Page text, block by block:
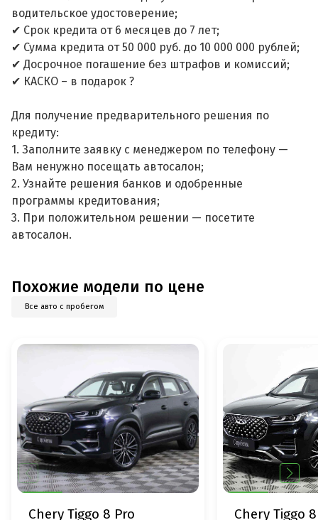
водительское удостоверение;
✔ Срок кредита от 6 месяцев до 7 лет;
✔ Сумма кредита от 50 000 руб. до 10 000 000 рублей;
✔ Досрочное погашение без штрафов и комиссий;
✔ КАСКО – в подарок ?
Для получение предварительного решения по
кредиту:
1. Заполните заявку с менеджером по телефону —
Вам ненужно посещать автосалон;
2. Узнайте решения банков и одобренные
программы кредитования;
3. При положительном решении — посетите
автосалон.
Похожие модели по цене
Все авто с пробегом
Chery Tiggo 8 Pro Chery Tiggo